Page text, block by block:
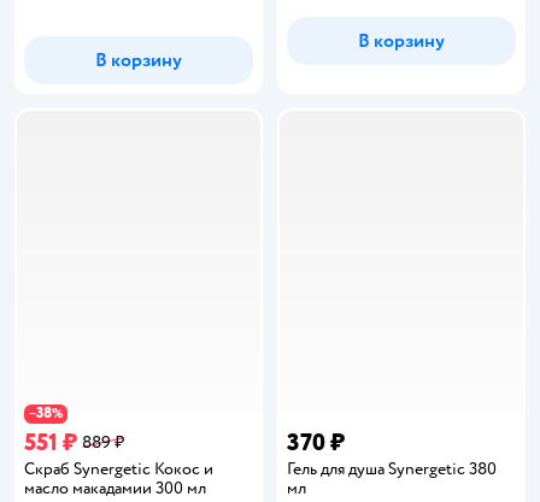
В корзину
В корзину
−38%
551 ₽ 889 ₽
Скраб Synergetic Кокос и
масло макадамии 300 мл
370 ₽
Гель для душа Synergetic 380
мл